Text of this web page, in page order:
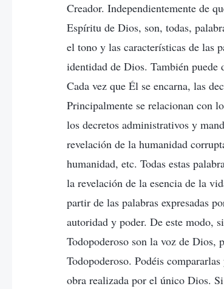
Creador. Independientemente de
Espíritu de Dios, son, todas,
el tono y las características de las
identidad de Dios. También puede
Cada vez que Él se encarna, las
Principalmente se relacionan con
los decretos administrativos y
revelación de la humanidad
humanidad, etc. Todas estas
la revelación de la esencia de la
partir de las palabras expresadas
autoridad y poder. De este modo,
Todopoderoso son la voz de Dios,
Todopoderoso. Podéis
obra realizada por el único Dios.